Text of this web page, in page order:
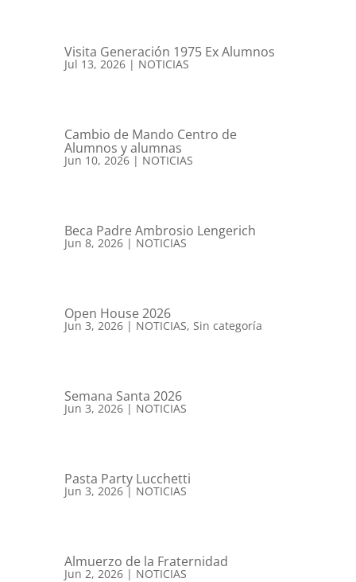
Visita Generación 1975 Ex Alumnos
Jul 13, 2026| NOTICIAS
Cambio de Mando Centro de
Alumnos y alumnas
Jun 10, 2026| NOTICIAS
Beca Padre Ambrosio Lengerich
Jun 8, 2026| NOTICIAS
Open House 2026
Jun 3, 2026| NOTICIAS, Sin categoría
Semana Santa 2026
Jun 3, 2026| NOTICIAS
Pasta Party Lucchetti
Jun 3, 2026| NOTICIAS
Almuerzo de la Fraternidad
Jun 2, 2026| NOTICIAS